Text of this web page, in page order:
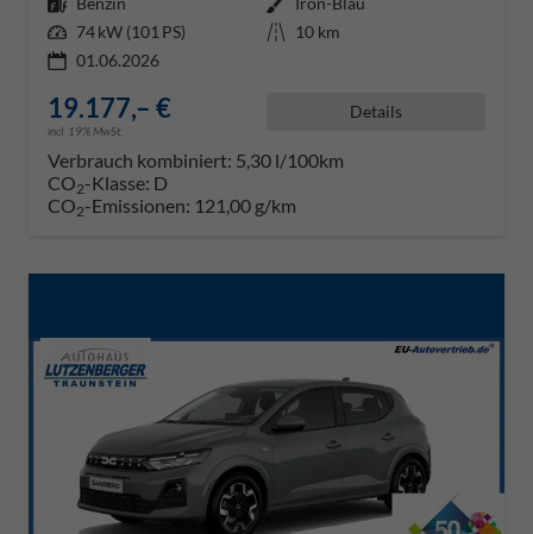
Leistung 74 kW (101 PS) Kilometerstand 10 km
01.06.2026
19.177,– €
incl. 19% MwSt.
Details
Verbrauch kombiniert: 5,30 l/100km
CO2-Klasse: D
CO2-Emissionen: 121,00 g/km